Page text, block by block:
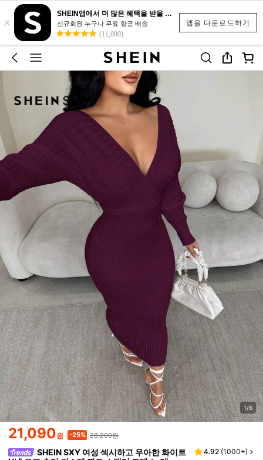
앱을 다운로드하기
×
SHEIN앱에서 더 많은 혜택을 받을 수 있어요.
신규회원 누구나 무료 항공 배송
(11,000)
1/6
21,090원 -25% 28,290원
SHEIN SXY 여성 섹시하고 우아한 화이트
4.92 (1000+)